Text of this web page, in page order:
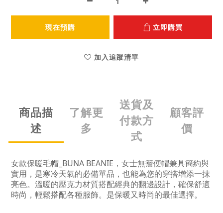
現在預購 立即購買
加入追蹤清單
商品描
述
了解更
多
送貨及
付款方
式
顧客評
價
女款保暖毛帽_BUNA BEANIE，女士無簷便帽兼具簡約與
實用，是寒冷天氣的必備單品，也能為您的穿搭增添一抹
亮色。溫暖的壓克力材質搭配經典的翻邊設計，確保舒適
時尚，輕鬆搭配各種服飾。是保暖又時尚的最佳選擇。